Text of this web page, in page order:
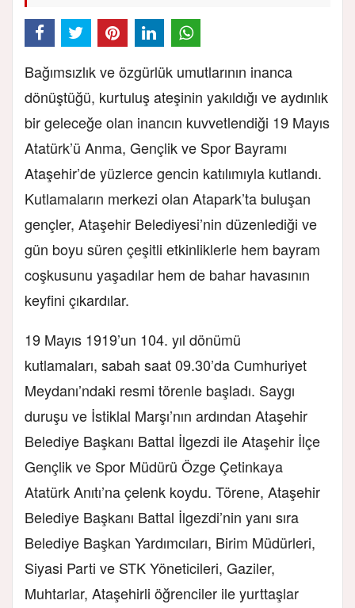
Bağımsızlık ve özgürlük umutlarının inanca
dönüştüğü, kurtuluş ateşinin yakıldığı ve aydınlık
bir geleceğe olan inancın kuvvetlendiği 19 Mayıs
Atatürk’ü Anma, Gençlik ve Spor Bayramı
Ataşehir’de yüzlerce gencin katılımıyla kutlandı.
Kutlamaların merkezi olan Atapark’ta buluşan
gençler, Ataşehir Belediyesi’nin düzenlediği ve
gün boyu süren çeşitli etkinliklerle hem bayram
coşkusunu yaşadılar hem de bahar havasının
keyfini çıkardılar.
19 Mayıs 1919’un 104. yıl dönümü
kutlamaları, sabah saat 09.30’da Cumhuriyet
Meydanı’ndaki resmi törenle başladı. Saygı
duruşu ve İstiklal Marşı’nın ardından Ataşehir
Belediye Başkanı Battal İlgezdi ile Ataşehir İlçe
Gençlik ve Spor Müdürü Özge Çetinkaya
Atatürk Anıtı’na çelenk koydu. Törene, Ataşehir
Belediye Başkanı Battal İlgezdi’nin yanı sıra
Belediye Başkan Yardımcıları, Birim Müdürleri,
Siyasi Parti ve STK Yöneticileri, Gaziler,
Muhtarlar, Ataşehirli öğrenciler ile yurttaşlar